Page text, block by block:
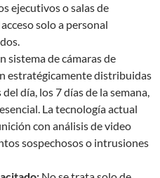
ejecutivos o salas de
solo a personal
sistema de cámaras de
estratégicamente distribuidas
día, los 7 días de la semana,
La tecnología actual
con análisis de video
sospechosos o intrusiones